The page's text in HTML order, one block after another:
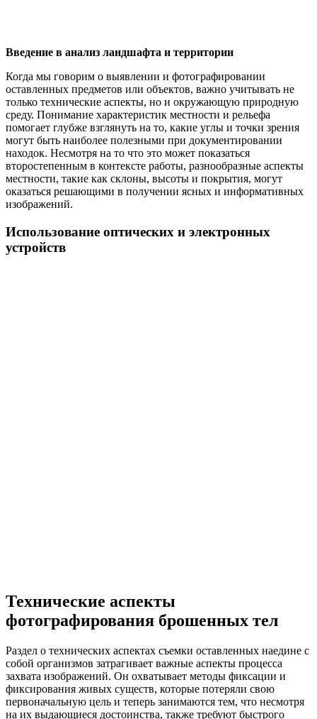
Введение в анализ ландшафта и территории
Когда мы говорим о выявлении и фотографировании
оставленных предметов или объектов, важно учитывать не
только технические аспекты, но и окружающую природную
среду. Понимание характеристик местности и рельефа
помогает глубже взглянуть на то, какие углы и точки зрения
могут быть наиболее полезными при документировании
находок. Несмотря на то что это может показаться
второстепенным в контексте работы, разнообразные аспекты
местности, такие как склоны, высоты и покрытия, могут
оказаться решающими в получении ясных и информативных
изображений.
Использование оптических и электронных
устройств
Технические аспекты
фотографирования брошенных тел
Раздел о технических аспектах съемки оставленных наедине с
собой организмов затрагивает важные аспекты процесса
захвата изображений. Он охватывает методы фиксации и
фиксирования живых существ, которые потеряли свою
первоначальную цель и теперь занимаются тем, что несмотря
на их выдающиеся достоинства, также требуют быстрого